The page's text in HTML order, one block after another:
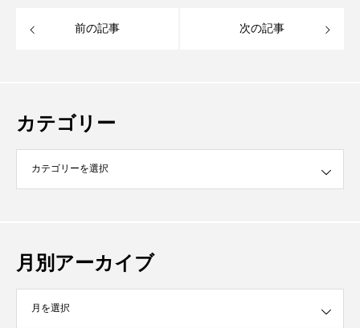
前の記事 次の記事
カテゴリー
月別アーカイブ